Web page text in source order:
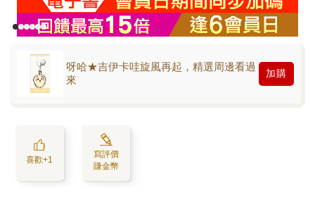
呀哈★吉伊卡哇旋風再起，精選周邊看過
來
加購
喜歡+1
寫評價
賺金幣